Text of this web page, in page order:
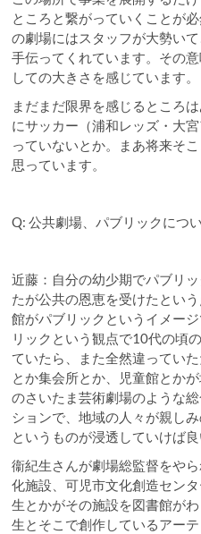
ところと繋がっていくことが
の劇場にはスタッフが大勢い
手伝ってくれています。その
しての大きさを感じています。
まだまだ限界を感じるところ
にサッカー（浦和レッズ・大
っていないとか。まあ将来そ
思っています。
Q: 公共劇場、パブリックにつ
近藤：自分の幼少期でパブリ
たが公共の恩恵を受けたとい
館がパブリックというイメー
リックという観点で10代の頃
ていたら、また全然違ってい
とか集会所とか、児童館とか
のさいたま芸術劇場のような
ションで、地域の人々が親し
というものが浸透していけば良
衞紀生さんが劇場総監督をや
化施設、可児市文化創造セン
生とかがその施設を図書館が
生とそこで創作しているアー